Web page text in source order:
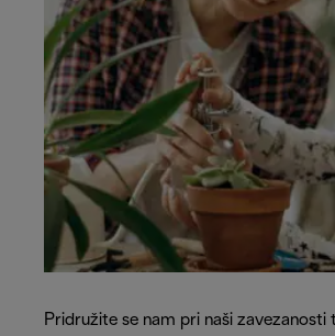
Pridružite se nam pri naši zavezanosti